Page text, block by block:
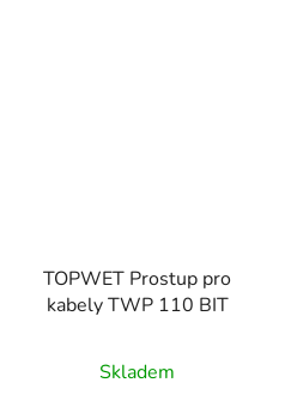
TOPWET Prostup pro
kabely TWP 110 BIT
Skladem